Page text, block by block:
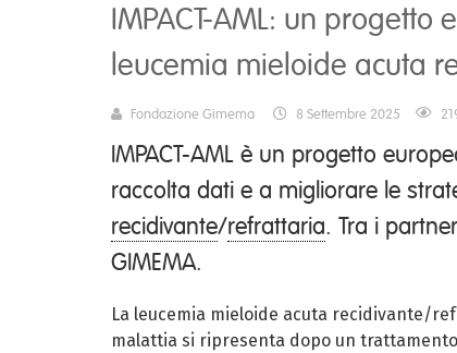
IMPACT-AML: un
leucemia mieloide acuta
Fondazione Gimema 8 Settembre 2025
IMPACT-AML è un progetto
raccolta dati e a migliorare le
recidivante/refrattaria. Tra i
GIMEMA.
La leucemia mieloide acuta recidivante/
malattia si ripresenta dopo un